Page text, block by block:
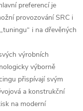
preferencí je
provozování SRC i
i na dřevěných
výrobních
výborně
přispívají svým
a konstrukční
na moderní